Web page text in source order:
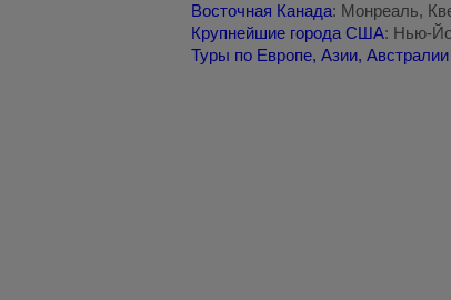
Восточная Канада: Монреаль,
Крупнейшие города США: Нью-
Туры по Европе, Азии,